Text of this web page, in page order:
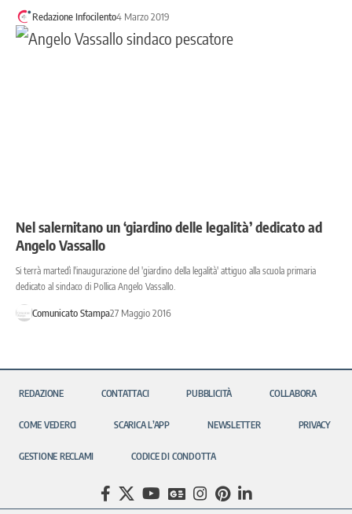
Redazione Infocilento4 Marzo 2019
Nel salernitano un ‘giardino delle legalità’ dedicato ad
Angelo Vassallo
Si terrà martedì l'inaugurazione del 'giardino della legalità' attiguo alla scuola primaria
dedicato al sindaco di Pollica Angelo Vassallo.
Comunicato Stampa27 Maggio 2016
REDAZIONE CONTATTACI PUBBLICITÀ COLLABORA
COME VEDERCI SCARICA L’APP NEWSLETTER PRIVACY
GESTIONE RECLAMI CODICE DI CONDOTTA